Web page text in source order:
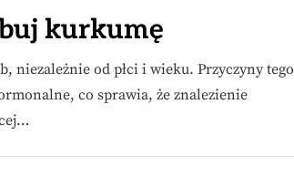
kurkumę
niezależnie od płci i wieku. Przyczyny tego
co sprawia, że znalezienie